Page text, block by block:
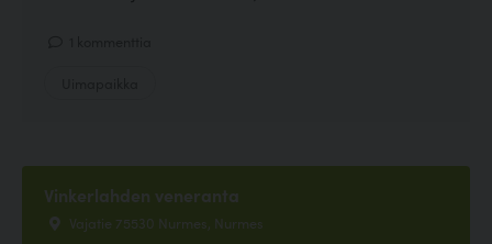
Vinkerlahden veneranta
Vajatie 75530 Nurmes, Nurmes